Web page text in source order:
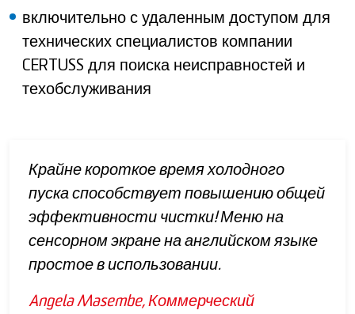
включительно с удаленным доступом для
технических специалистов компании
CERTUSS для поиска неисправностей и
техобслуживания
Крайне короткое время холодного
пуска способствует повышению общей
эффективности чистки! Меню на
сенсорном экране на английском языке
простое в использовании.
Angela Masembe, Коммерческий